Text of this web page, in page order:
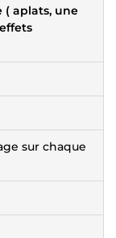
( aplats, une
sur chaque